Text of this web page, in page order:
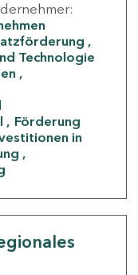
Technologie
Förderung
in